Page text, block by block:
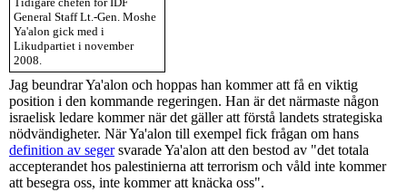
General Staff Lt.-Gen. Moshe
Ya'alon gick med i
Likudpartiet i november
2008.
Jag beundrar Ya'alon och hoppas han kommer att få en viktig
position i den kommande regeringen. Han är det närmaste någon
israelisk ledare kommer när det gäller att förstå landets strategiska
nödvändigheter. När Ya'alon till exempel fick frågan om hans
definition av segersvarade Ya'alon att den bestod av "det totala
accepterandet hos palestinierna att terrorism och våld inte kommer
att besegra oss, inte kommer att knäcka oss".